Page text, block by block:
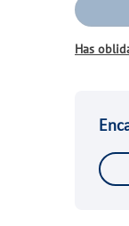
Has